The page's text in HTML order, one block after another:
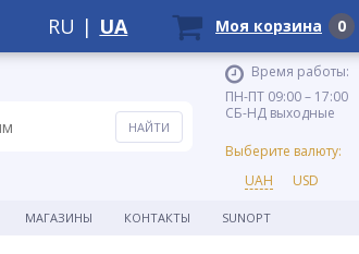
Время работы:
ПН-ПТ 09:00 – 17:00
СБ-НД выходные
Выберите валюту:
UAH
USD
МАГАЗИНЫ КОНТАКТЫ SUNOPT
RU | UA Моя корзина 0